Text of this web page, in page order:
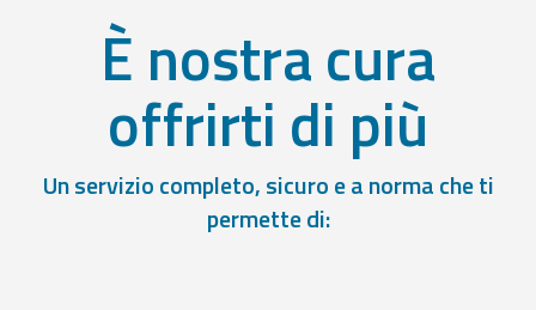
È nostra cura
offrirti di più
Un servizio completo, sicuro e a norma che ti
permette di: